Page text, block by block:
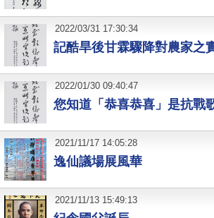
記酷旱後甘霖驟降對農家之
2022/03/31 17:30:34
您知道「恭喜恭喜」是抗戰
2022/01/30 09:40:47
逸仙議場展風華
2021/11/17 14:05:28
2021/11/13 15:49:13